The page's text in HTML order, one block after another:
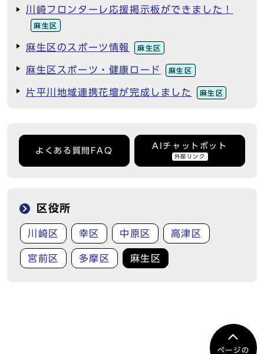
川崎フロンターレ応援掲示板ができました！
麻生区
麻生区のスポーツ情報 麻生区
麻生区スポーツ・健康ロード 麻生区
片平川地域連携花壇が完成しました 麻生区
よくある質問FAQ
AIチャットボット
外部リンク
区役所
川崎区 幸区 中原区 高津区
宮前区 多摩区 麻生区
ページの